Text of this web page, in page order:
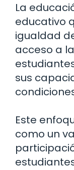
La
educativo
igualdad
acceso a
sus
Este
como un